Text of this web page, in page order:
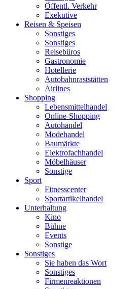
Öffentl. Verkehr
Exekutive
Reisen & Speisen
Sonstiges
Sonstiges
Reisebüros
Gastronomie
Hotellerie
Autobahnraststätten
Airlines
Shopping
Lebensmittelhandel
Online-Shopping
Autohandel
Modehandel
Baumärkte
Elektrofachhandel
Möbelhäuser
Sonstige
Sport
Fitnesscenter
Sportartikelhandel
Unterhaltung
Kino
Bühne
Events
Sonstige
Sonstiges
Sie haben das Wort
Sonstiges
Firmenreaktionen